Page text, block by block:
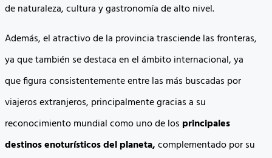
de naturaleza, cultura y gastronomía de alto nivel.
Además, el atractivo de la provincia trasciende las fronteras,
ya que también se destaca en el ámbito internacional, ya
que figura consistentemente entre las más buscadas por
viajeros extranjeros, principalmente gracias a su
reconocimiento mundial como uno de los principales
destinos enoturísticos del planeta,complementado por su